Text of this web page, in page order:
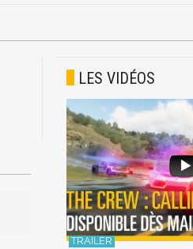
LES VIDÉOS